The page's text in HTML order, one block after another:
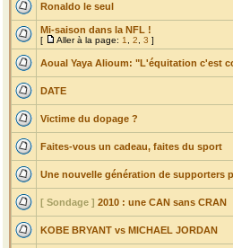
Ronaldo le seul
Mi-saison dans la NFL !
[ Aller à la page: 1 2 3 ]
Aoual Yaya Alioum: "L'équitation c'est
DATE
Victime du dopage ?
Faites-vous un cadeau, faites du sport
Une nouvelle génération de supporters
[ Sondage ] 2010 : une CAN sans CRAN
KOBE BRYANT vs MICHAEL JORDAN